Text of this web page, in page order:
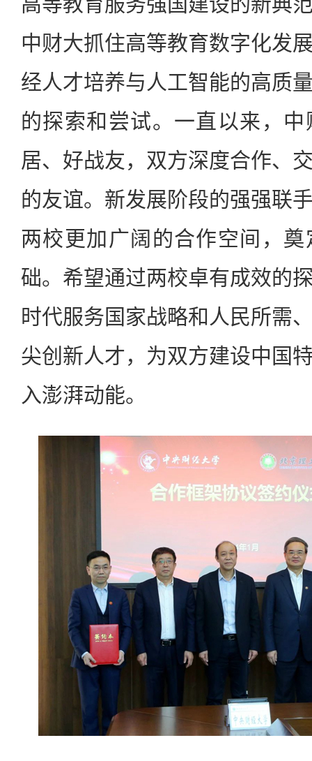
中财大抓住高等教育数字化发
经人才培养与人工智能的高质
的探索和尝试。一直以来，
居、好战友，双方深度合作、
的友谊。新发展阶段的强强联
两校更加广阔的合作空间，
础。希望通过两校卓有成效的
时代服务国家战略和人民所需
尖创新人才，为双方建设中国
入澎湃动能。